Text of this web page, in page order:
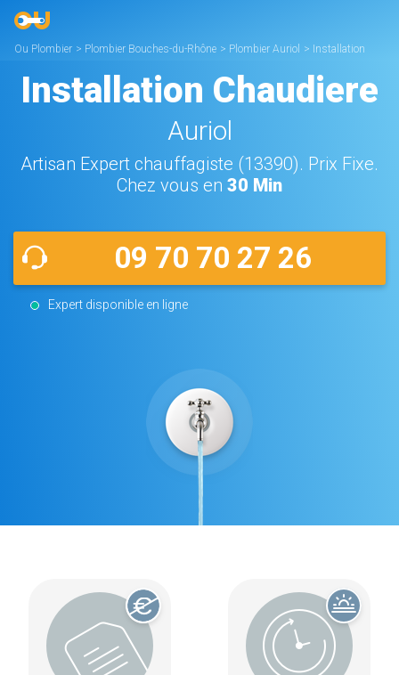
Ou Plombier > Plombier Bouches-du-Rhône > Plombier Auriol > Installation
Installation Chaudiere
Auriol
Artisan Expert chauffagiste (13390). Prix Fixe.
Chez vous en 30 Min
09 70 70 27 26
Expert disponible en ligne